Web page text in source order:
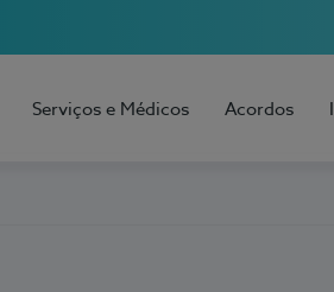
Serviços e Médicos Acordos